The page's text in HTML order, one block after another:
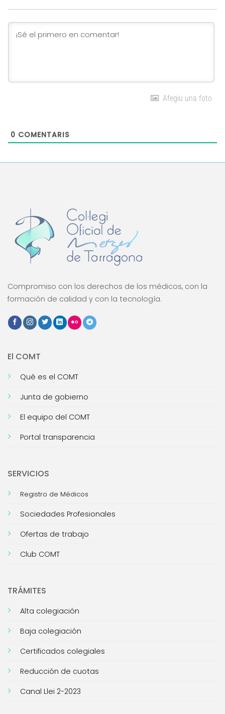
Link
Afegiu una foto
0 COMENTARIS
Compromiso con los derechos de los médicos, con la
formación de calidad y con la tecnología.
El COMT
Qué es el COMT
Junta de gobierno
El equipo del COMT
Portal transparencia
SERVICIOS
Registro de Médicos
Sociedades Profesionales
Ofertas de trabajo
Club COMT
TRÁMITES
Alta colegiación
Baja colegiación
Certificados colegiales
Reducción de cuotas
Canal Llei 2-2023